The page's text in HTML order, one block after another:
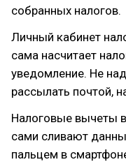
собранных налогов.
Личный кабинет
сама насчитает
уведомление. Не
рассылать почтой,
Налоговые вычеты
сами сливают
пальцем в